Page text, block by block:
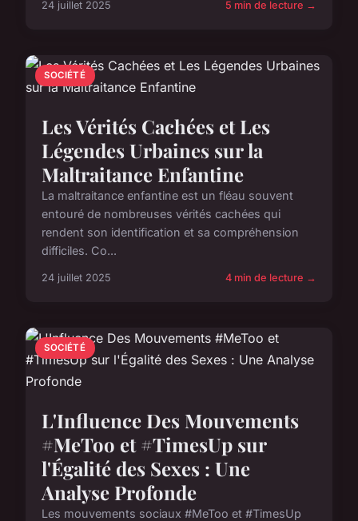
24 juillet 2025 5 min de lecture →
SOCIÉTÉ
Les Vérités Cachées et Les
Légendes Urbaines sur la
Maltraitance Enfantine
La maltraitance enfantine est un fléau souvent
entouré de nombreuses vérités cachées qui
rendent son identification et sa compréhension
difficiles. Co...
24 juillet 2025 4 min de lecture →
SOCIÉTÉ
L'Influence Des Mouvements
#MeToo et #TimesUp sur
l'Égalité des Sexes : Une
Analyse Profonde
Les mouvements sociaux #MeToo et #TimesUp